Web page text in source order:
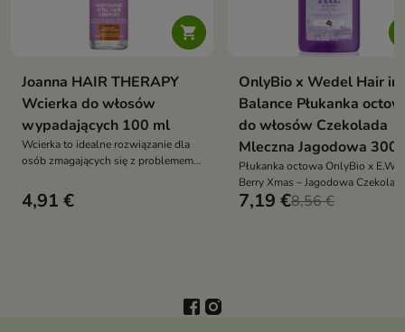

Joanna HAIR THERAPY
Wcierka do włosów
wypadających 100 ml
Wcierka to idealne rozwiązanie dla
osób zmagających się z problemem
4,91 €
OnlyBio x Wedel Hair in
Balance Płukanka
do włosów Czekolada
Mleczna Jagodowa 300
Płukanka octowa OnlyBio x
Berry Xmas – Jagodowa
Mleczna to gładkość, blask i
7,19 €8,56 €